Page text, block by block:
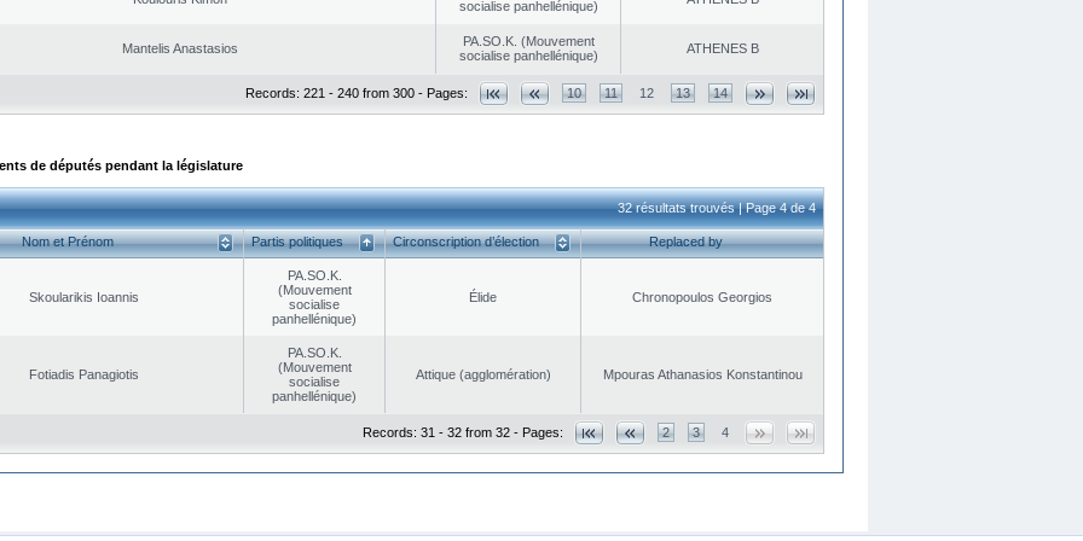
socialise panhellénique)
Mantelis Anastasios
PA.SO.K. (Mouvement
socialise panhellénique)
ATHENES Β
Records: 221 - 240 from 300 - Pages: 10 11 12 13 14
de députés pendant la législature
32 résultats trouvés | Page 4 de 4
Nom et Prénom Partis politiques Circonscription d’élection Replaced by
Skoularikis Ioannis
PA.SO.K.
(Mouvement
socialise
panhellénique)
Élide Chronopoulos Georgios
Fotiadis Panagiotis
PA.SO.K.
(Mouvement
socialise
panhellénique)
Αttique (agglomération) Mpouras Athanasios Konstantinou
Records: 31 - 32 from 32 - Pages: 2 3 4